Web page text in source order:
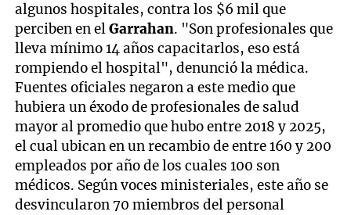
algunos hospitales, contra los $6 mil que
perciben en elGarrahan. "Son profesionales que
lleva mínimo 14 años capacitarlos, eso está
rompiendo el hospital", denunció la médica.
Fuentes oficiales negaron a este medio que
hubiera un éxodo de profesionales de salud
mayor al promedio que hubo entre 2018 y 2025,
el cual ubican en un recambio de entre 160 y 200
empleados por año de los cuales 100 son
médicos. Según voces ministeriales, este año se
desvincularon 70 miembros del personal